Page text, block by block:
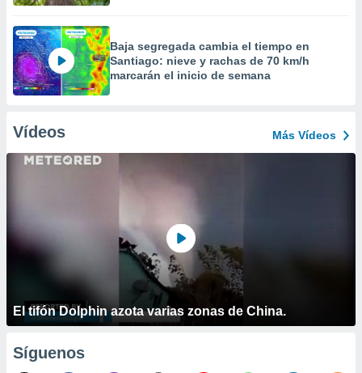
Baja segregada cambia el tiempo en
Santiago: nieve y rachas de 70 km/h
marcarán el inicio de semana
Vídeos Más Vídeos
El tifón Dolphin azota varias zonas de China.
Síguenos